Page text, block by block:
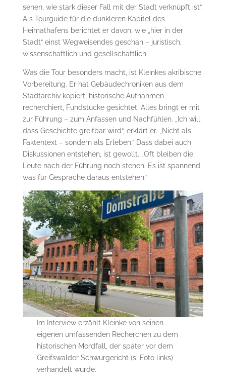
sehen, wie stark dieser Fall mit der Stadt verknüpft ist“.
Als Tourguide für die dunkleren Kapitel des
Heimathafens berichtet er davon, wie „hier in der
Stadt“ einst Wegweisendes geschah – juristisch,
wissenschaftlich und gesellschaftlich.
Was die Tour besonders macht, ist Kleinkes akribische
Vorbereitung. Er hat Gebäudechroniken aus dem
Stadtarchiv kopiert, historische Aufnahmen
recherchiert, Fundstücke gesichtet. Alles bringt er mit
zur Führung – zum Anfassen und Nachfühlen. „Ich will,
dass Geschichte greifbar wird“, erklärt er. „Nicht als
Faktentext – sondern als Erleben.“ Dass dabei auch
Diskussionen entstehen, ist gewollt. „Oft bleiben die
Leute nach der Führung noch stehen. Es ist spannend,
was für Gespräche daraus entstehen.“
Im Interview erzählt Kleinke von seinen
eigenen umfassenden Recherchen zu dem
historischen Mordfall, der später vor dem
Greifswalder Schwurgericht (s. Foto links)
verhandelt wurde.